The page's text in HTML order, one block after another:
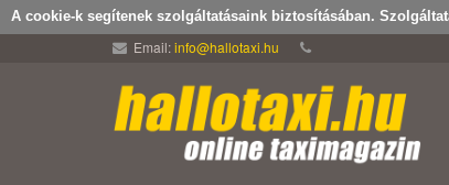
A cookie-k segítenek szolgáltatásaink biztosításában.
Email:info@hallotaxi.hu